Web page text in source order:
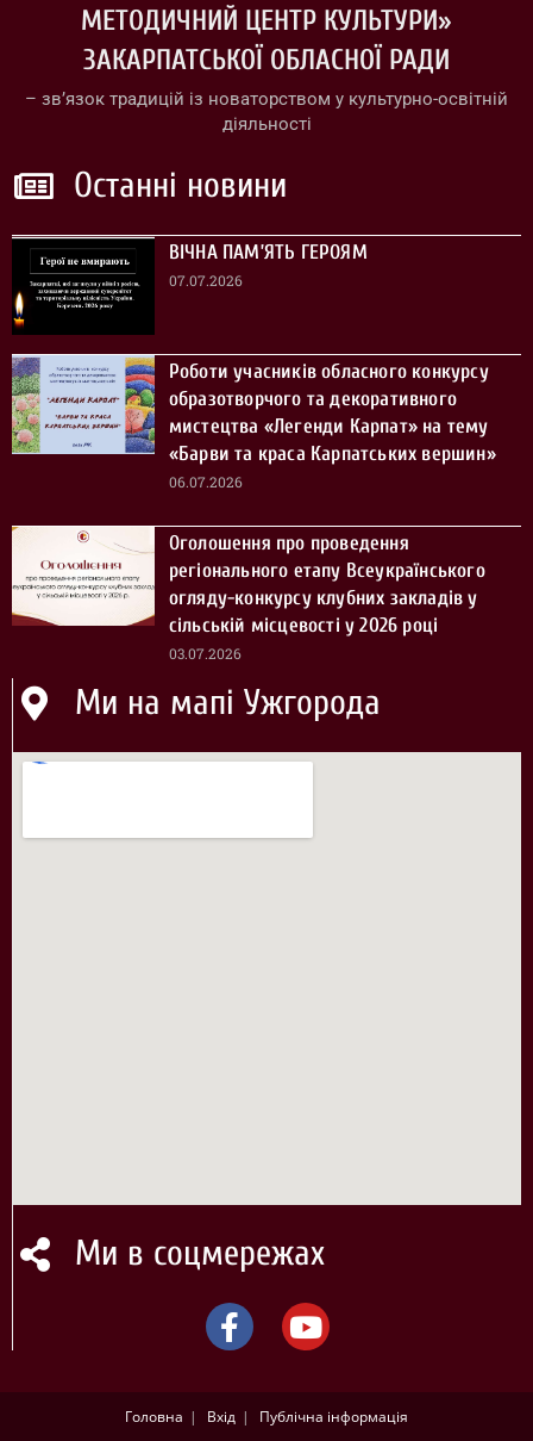
МЕТОДИЧНИЙ ЦЕНТР КУЛЬТУРИ»
ЗАКАРПАТСЬКОЇ ОБЛАСНОЇ РАДИ
– зв’язок традицій із новаторством у культурно-освітній
діяльності
Останні новини
ВІЧНА ПАМ’ЯТЬ ГЕРОЯМ
07.07.2026
Роботи учасників обласного конкурсу
образотворчого та декоративного
мистецтва «Легенди Карпат» на тему
«Барви та краса Карпатських вершин»
06.07.2026
Оголошення про проведення
регіонального етапу Всеукраїнського
огляду-конкурсу клубних закладів у
сільській місцевості у 2026 році
03.07.2026
Ми на мапі Ужгорода
Ми в соцмережах
Головна Вхід Публічна інформація